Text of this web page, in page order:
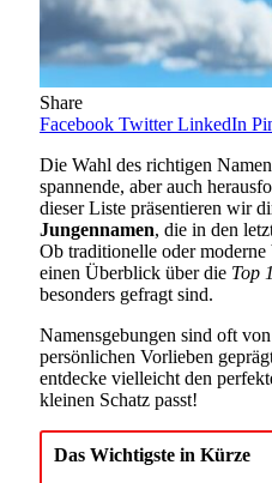
Share
Facebook Twitter LinkedIn
Die Wahl des richtigen
spannende, aber auch
dieser Liste präsentieren wir
Jungennamen, die in den
Ob traditionelle oder
einen Überblick über die Top
besonders gefragt sind.
Namensgebungen sind oft
persönlichen Vorlieben
entdecke vielleicht den
kleinen Schatz passt!
Das Wichtigste in Kürze